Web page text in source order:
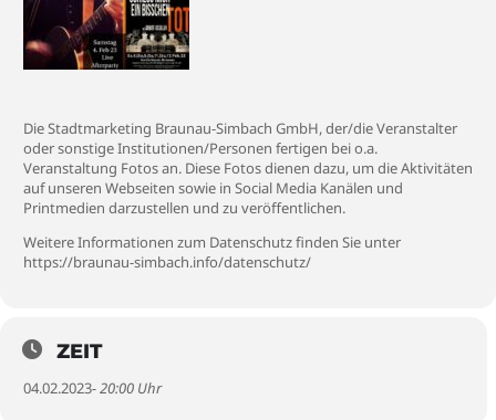
Die Stadtmarketing Braunau-Simbach GmbH, der/die Veranstalter
oder sonstige Institutionen/Personen fertigen bei o.a.
Veranstaltung Fotos an. Diese Fotos dienen dazu, um die Aktivitäten
auf unseren Webseiten sowie in Social Media Kanälen und
Printmedien darzustellen und zu veröffentlichen.
Weitere Informationen zum Datenschutz finden Sie unter
https://braunau-simbach.info/datenschutz/
ZEIT
04.02.2023- 20:00 Uhr